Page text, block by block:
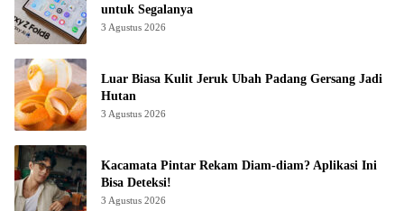
untuk Segalanya
3 Agustus 2026
Luar Biasa Kulit Jeruk Ubah Padang Gersang Jadi
Hutan
3 Agustus 2026
Kacamata Pintar Rekam Diam-diam? Aplikasi Ini
Bisa Deteksi!
3 Agustus 2026